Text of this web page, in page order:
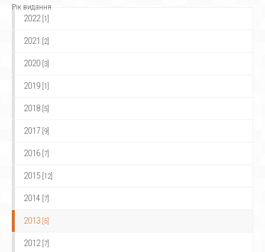
Рік видання
2022 [1]
2021 [2]
2020 [3]
2019 [1]
2018 [5]
2017 [9]
2016 [7]
2015 [12]
2014 [7]
2013 [5]
2012 [7]